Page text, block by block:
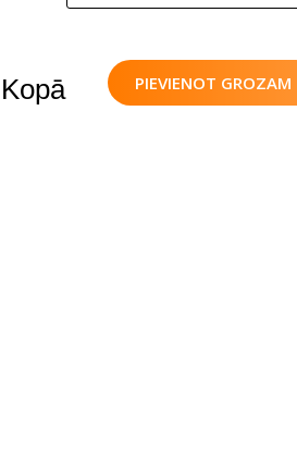
PIEVIENOT GROZAM
Kopā